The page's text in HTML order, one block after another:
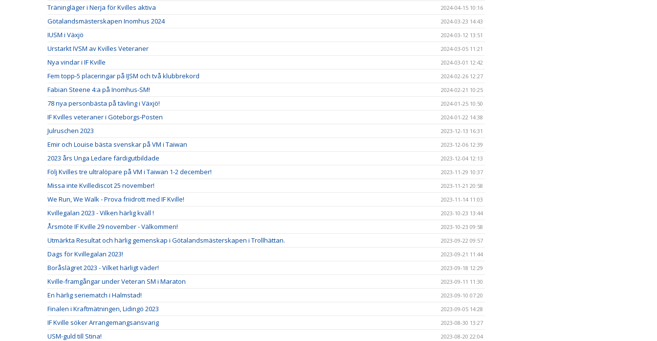
Träningläger i Nerja för Kvilles aktiva 2024-04-15 10:16
Götalandsmästerskapen Inomhus 2024 2024-03-23 14:43
IUSM i Växjö 2024-03-12 13:51
Urstarkt IVSM av Kvilles Veteraner 2024-03-05 11:21
Nya vindar i IF Kville 2024-03-01 12:42
Fem topp-5 placeringar på IJSM och två klubbrekord 2024-02-26 12:27
Fabian Steene 4:a på Inomhus-SM! 2024-02-21 10:25
78 nya personbästa på tävling i Växjö! 2024-01-25 10:50
IF Kvilles veteraner i Göteborgs-Posten 2024-01-22 14:38
Julruschen 2023 2023-12-13 16:31
Emir och Louise bästa svenskar på VM i Taiwan 2023-12-06 12:39
2023 års Unga Ledare färdigutbildade 2023-12-04 12:13
Följ Kvilles tre ultralöpare på VM i Taiwan 1-2 december! 2023-11-29 10:37
Missa inte Kvillediscot 25 november! 2023-11-21 20:58
We Run, We Walk - Prova friidrott med IF Kville! 2023-11-14 11:03
Kvillegalan 2023 - Vilken härlig kväll ! 2023-10-23 13:44
Årsmöte IF Kville 29 november - Välkommen! 2023-10-23 09:58
Utmärkta Resultat och härlig gemenskap i Götalandsmästerskapen i Trollhättan. 2023-09-22 09:57
Dags för Kvillegalan 2023! 2023-09-21 11:44
Boråslägret 2023 - Vilket härligt väder! 2023-09-18 12:29
Kville-framgångar under Veteran SM i Maraton 2023-09-11 11:30
En härlig seriematch i Halmstad! 2023-09-10 07:20
Finalen i Kraftmätningen, Lidingö 2023 2023-09-05 14:28
IF Kville söker Arrangemangsansvarig 2023-08-30 13:27
USM-guld till Stina! 2023-08-20 22:04